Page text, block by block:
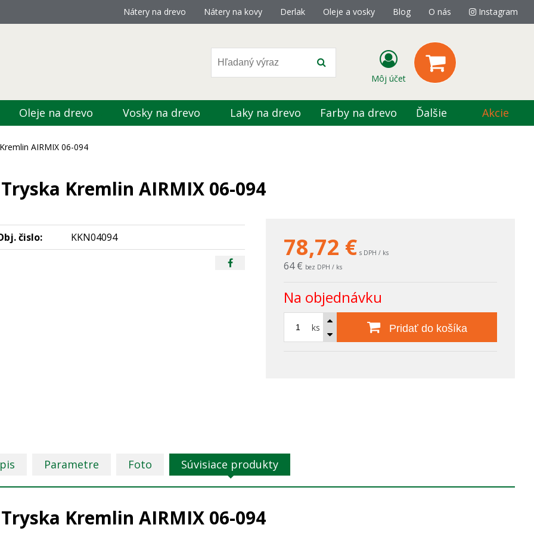
Nátery na drevo Nátery na kovy Derlak Oleje a vosky Blog O nás Instagram
Môj účet
Oleje na drevo Vosky na drevo Laky na drevo Farby na drevo Ďalšie Akcie
AIRMIX 06-094
Tryska Kremlin AIRMIX 06-094
78,72 € s DPH / ks
64 € bez DPH / ks
Na objednávku
ks Pridať do košíka
čislo: KKN04094
Parametre Foto Súvisiace produkty
Tryska Kremlin AIRMIX 06-094